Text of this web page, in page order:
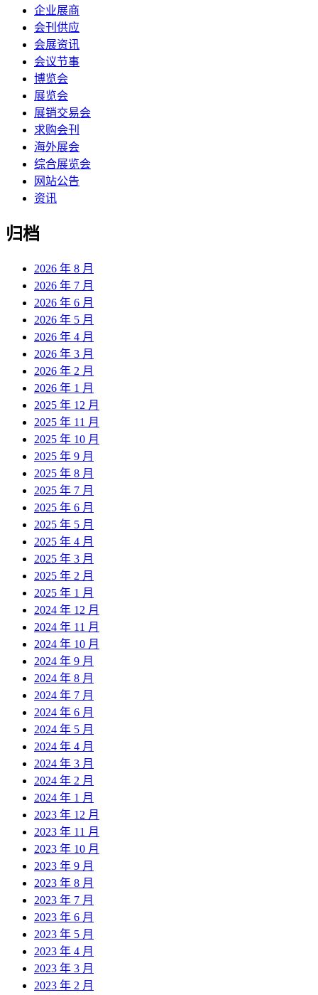
企业展商
会刊供应
会展资讯
会议节事
博览会
展览会
展销交易会
求购会刊
海外展会
综合展览会
网站公告
资讯
归档
2026 年 8 月
2026 年 7 月
2026 年 6 月
2026 年 5 月
2026 年 4 月
2026 年 3 月
2026 年 2 月
2026 年 1 月
2025 年 12 月
2025 年 11 月
2025 年 10 月
2025 年 9 月
2025 年 8 月
2025 年 7 月
2025 年 6 月
2025 年 5 月
2025 年 4 月
2025 年 3 月
2025 年 2 月
2025 年 1 月
2024 年 12 月
2024 年 11 月
2024 年 10 月
2024 年 9 月
2024 年 8 月
2024 年 7 月
2024 年 6 月
2024 年 5 月
2024 年 4 月
2024 年 3 月
2024 年 2 月
2024 年 1 月
2023 年 12 月
2023 年 11 月
2023 年 10 月
2023 年 9 月
2023 年 8 月
2023 年 7 月
2023 年 6 月
2023 年 5 月
2023 年 4 月
2023 年 3 月
2023 年 2 月